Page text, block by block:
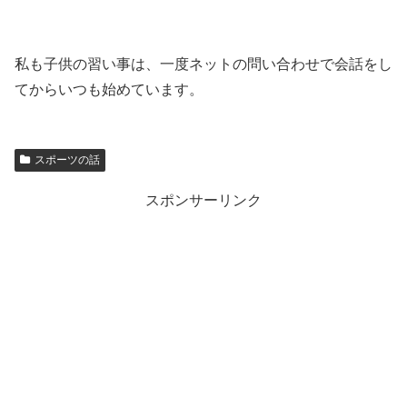
私も子供の習い事は、一度ネットの問い合わせで会話をし
てからいつも始めています。
スポーツの話
スポンサーリンク